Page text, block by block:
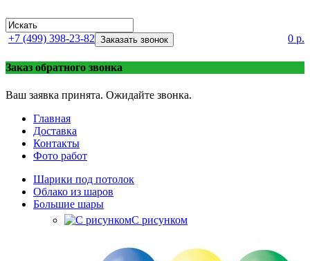
0 р.
+7 (499) 398-23-82 Заказать звонок
Заказ обратного звонка
Ваш заявка принята. Ожидайте звонка.
Главная
Доставка
Контакты
Фото работ
Шарики под потолок
Облако из шаров
Большие шары
C рисунком